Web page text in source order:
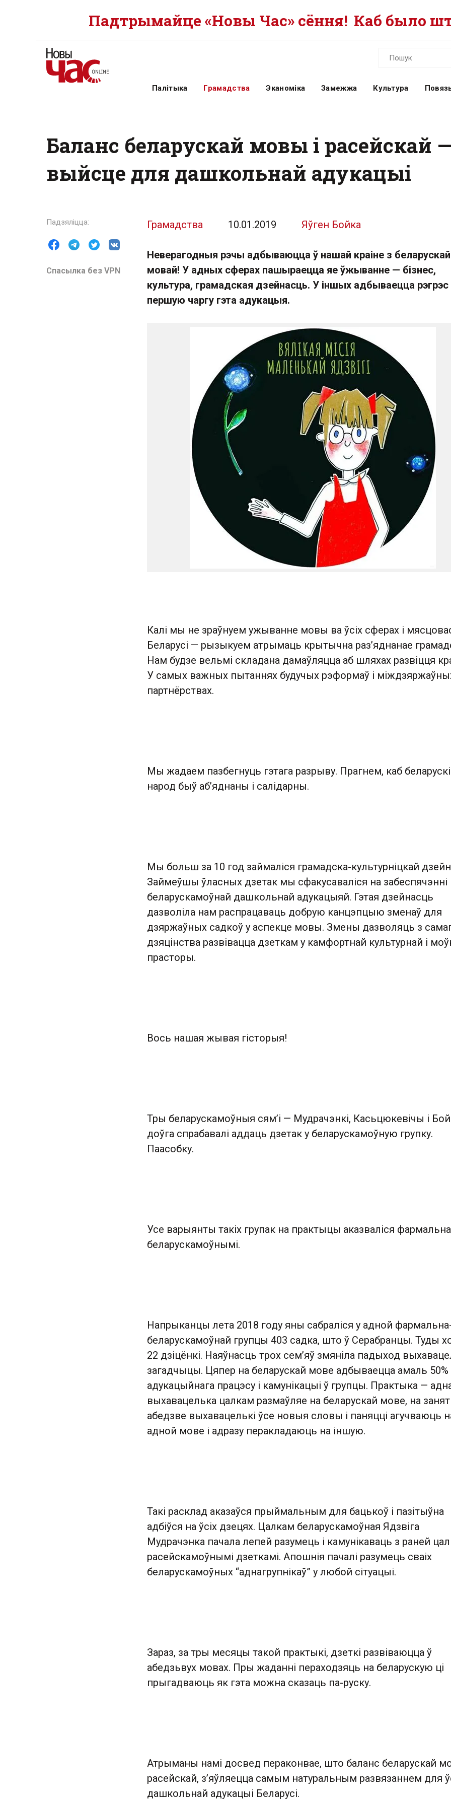
Падтрымайце «Новы Час» сёння! Каб было
Палітыка Грамадства Эканоміка Замежжа Культура
Баланс беларускай мовы і расейскай
выйсце для дашкольнай адукацыі
Спасылка без VPN
Грамадства 10.01.2019 Яўген Бойка
Неверагодныя рэчы адбываюцца ў нашай краіне з беларускай
мовай! У адных сферах пашыраецца яе ўжыванне — бізнес,
культура, грамадская дзейнасць. У іншых адбываецца
першую чаргу гэта адукацыя.
Калі мы не зраўнуем ужыванне мовы ва ўсіх сферах і
Беларусі — рызыкуем атрымаць крытычна раз’яднанае
Нам будзе вельмі складана дамаўляцца аб шляхах развіцця
У самых важных пытаннях будучых рэформаў і
партнёрствах.
Мы жадаем пазбегнуць гэтага разрыву. Прагнем, каб беларускі
народ быў аб’яднаны і салідарны.
Мы больш за 10 год займаліся грамадска-культурніцкай
Займеўшы ўласных дзетак мы сфакусаваліся на забеспячэнні
беларускамоўнай дашкольнай адукацыяй. Гэтая дзейнасць
дазволіла нам распрацаваць добрую канцэпцыю зменаў для
дзяржаўных садкоў у аспекце мовы. Змены дазволяць з
дзяцінства развівацца дзеткам у камфортнай культурнай і
прасторы.
Вось нашая жывая гісторыя!
Тры беларускамоўныя сям’і — Мудрачэнкі, Касьцюкевічы і
доўга спрабавалі аддаць дзетак у беларускамоўную групку.
Паасобку.
Усе варыянты такіх групак на практыцы аказваліся
беларускамоўнымі.
Напрыканцы лета 2018 году яны сабраліся у адной
беларускамоўнай групцы 403 садка, што ў Серабранцы. Туды
22 дзіцёнкі. Наяўнасць трох сем’яў змяніла падыход
загадчыцы. Цяпер на беларускай мове адбываецца амаль 50%
адукацыйнага працэсу і камунікацыі ў групцы. Практыка —
выхавацелька цалкам размаўляе на беларускай мове, на
абедзве выхавацелькі ўсе новыя словы і паняцці агучваюць
адной мове і адразу перакладаюць на іншую.
Такі расклад аказаўся прыймальным для бацькоў і пазітыўна
адбіўся на ўсіх дзецях. Цалкам беларускамоўная Ядзвіга
Мудрачэнка пачала лепей разумець і камунікаваць з раней
расейскамоўнымі дзеткамі. Апошнія пачалі разумець сваіх
беларускамоўных “аднагрупнікаў” у любой сітуацыі.
Зараз, за тры месяцы такой практыкі, дзеткі развіваюцца ў
абедзьвух мовах. Пры жаданні пераходзяць на беларускую ці
прыгадваюць як гэта можна сказаць па-руску.
Атрыманы намі досвед пераконвае, што баланс беларускай
расейскай, з’яўляецца самым натуральным развязаннем для
дашкольнай адукацыі Беларусі.